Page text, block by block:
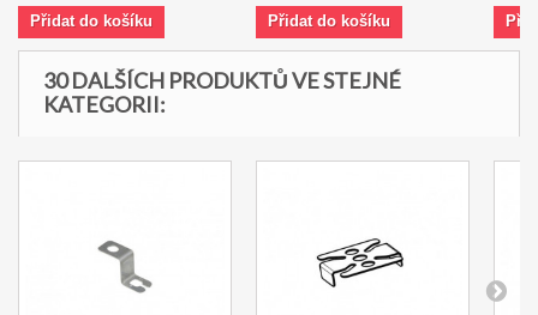
Přidat do košíku Přidat do košíku
30 DALŠÍCH PRODUKTŮ VE STEJNÉ
KATEGORII: